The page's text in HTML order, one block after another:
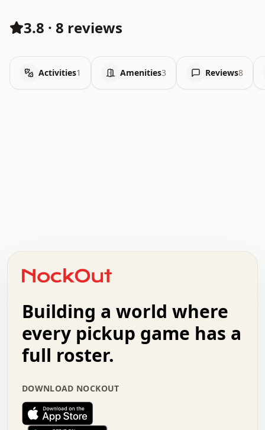
3.8 · 8 reviews
Activities1 Amenities3 Reviews8
+   .   .   .   .   .   .   .   .   .   +   .   .
.   .   .   .   .   .   .   .   .   .   .   :   .
.   .   .   .   +   .   .   .   .   .   .   .   +
.   :   .   .   .   .   .   .   .   .   o   .   .
.   .   x   .   .   .   .   .   .   :   .   .   o
.   .   .   .   :   .   .   .   .   o   .   .   .
.   .   .   .   .   .   .   :   .   .   .   .   .
.   .   .   .   .   .   .   +   .   .   x   .   .
.   .   .   .   .   :   +   .   .   .   .   .   o
.   .   .   .   .   .   .   .   .   .   .   .   .
Building a world where
every pickup game has a
full roster.
DOWNLOAD NOCKOUT